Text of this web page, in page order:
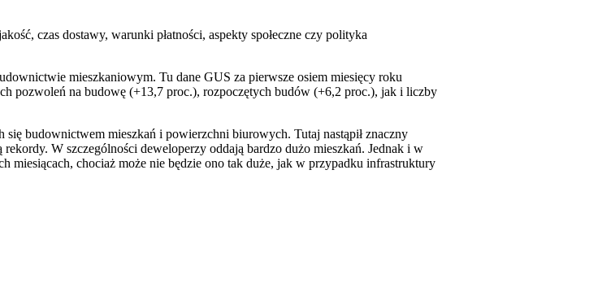
czas dostawy, warunki płatności, aspekty społeczne czy polityka
mieszkaniowym. Tu dane GUS za pierwsze osiem miesięcy roku
pozwoleń na budowę (+13,7 proc.), rozpoczętych budów (+6,2 proc.), jak i liczby
się budownictwem mieszkań i powierzchni biurowych. Tutaj nastąpił znaczny
W szczególności deweloperzy oddają bardzo dużo mieszkań. Jednak i w
miesiącach, chociaż może nie będzie ono tak duże, jak w przypadku infrastruktury
- otwiera się w nowym oknie